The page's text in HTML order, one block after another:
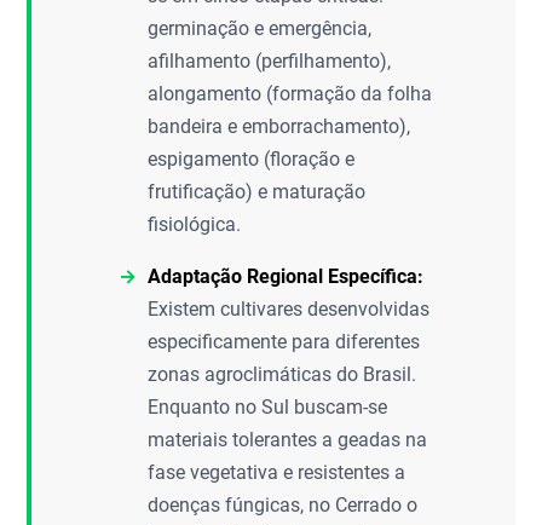
germinação e emergência,
afilhamento (perfilhamento),
alongamento (formação da folha
bandeira e emborrachamento),
espigamento (floração e
frutificação) e maturação
fisiológica.
Adaptação Regional Específica:
Existem cultivares desenvolvidas
especificamente para diferentes
zonas agroclimáticas do Brasil.
Enquanto no Sul buscam-se
materiais tolerantes a geadas na
fase vegetativa e resistentes a
doenças fúngicas, no Cerrado o